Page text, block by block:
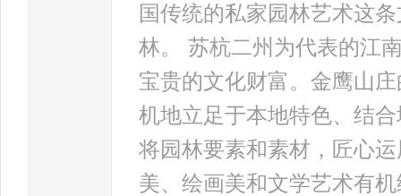
国传统的私家园林艺术这
林。 苏杭二州为代表的江
宝贵的文化财富。金鹰山
机地立足于本地特色、结
将园林要素和素材，匠心
美、绘画美和文学艺术有